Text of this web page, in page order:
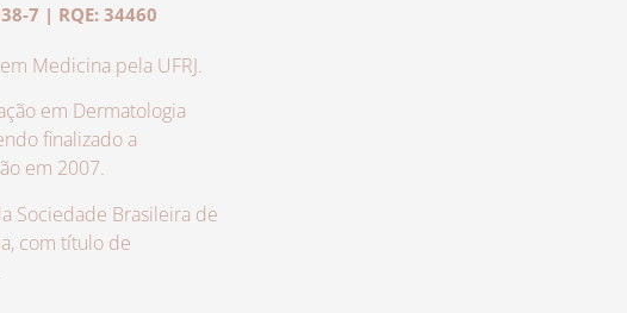
7 | RQE: 34460
Medicina pela UFRJ.
em Dermatologia
finalizado a
em 2007.
Sociedade Brasileira de
com título de